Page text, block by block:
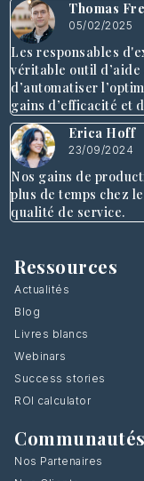
Thomas
05/02/2025
Les responsables
véritable outil
d’automatiser
gains d’efficacité et
Erica Hoff
23/09/2024
Nos gains de
plus de temps chez
qualité de service.
Ressources
Actualités
Blog
Livres blancs
Webinars
Success stories
ROI calculator
Communautés
Nos Partenaires